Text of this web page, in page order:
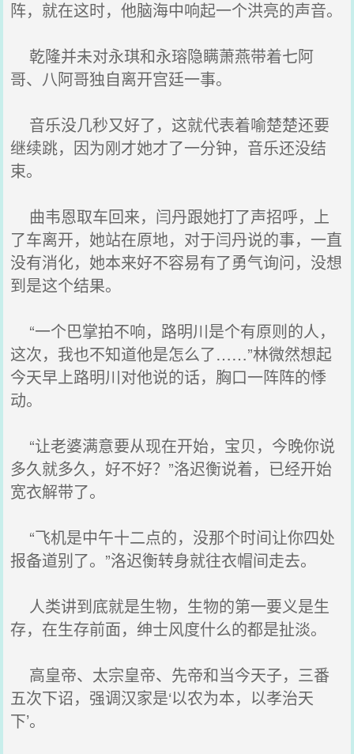
阵，就在这时，他脑海中响起一个洪亮的声音。
乾隆并未对永琪和永瑢隐瞒萧燕带着七阿
哥、八阿哥独自离开宫廷一事。
音乐没几秒又好了，这就代表着喻楚楚还要
继续跳，因为刚才她才了一分钟，音乐还没结
束。
曲韦恩取车回来，闫丹跟她打了声招呼，上
了车离开，她站在原地，对于闫丹说的事，一直
没有消化，她本来好不容易有了勇气询问，没想
到是这个结果。
“一个巴掌拍不响，路明川是个有原则的人，
这次，我也不知道他是怎么了……”林微然想起
今天早上路明川对他说的话，胸口一阵阵的悸
动。
“让老婆满意要从现在开始，宝贝，今晚你说
多久就多久，好不好？”洛迟衡说着，已经开始
宽衣解带了。
“飞机是中午十二点的，没那个时间让你四处
报备道别了。”洛迟衡转身就往衣帽间走去。
人类讲到底就是生物，生物的第一要义是生
存，在生存前面，绅士风度什么的都是扯淡。
高皇帝、太宗皇帝、先帝和当今天子，三番
五次下诏，强调汉家是‘以农为本，以孝治天
下’。